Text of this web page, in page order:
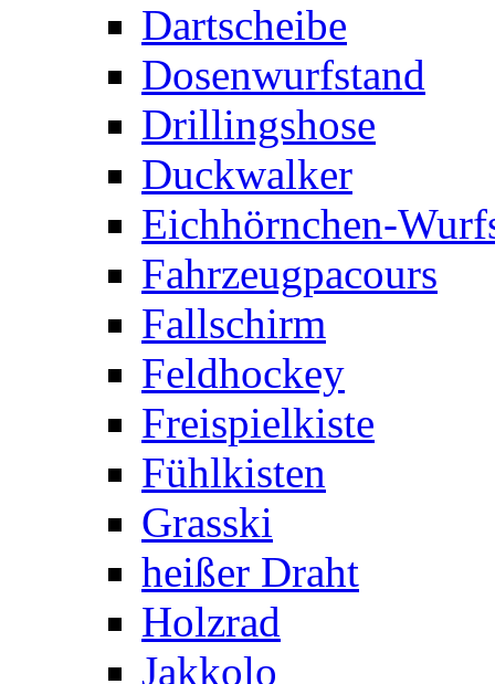
Dartscheibe
Dosenwurfstand
Drillingshose
Duckwalker
Eichhörnchen-
Fahrzeugpacours
Fallschirm
Feldhockey
Freispielkiste
Fühlkisten
Grasski
heißer Draht
Holzrad
Jakkolo